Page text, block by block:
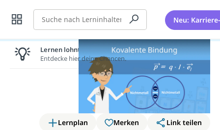
Suche Neu:
Lernplan Merken
Link teilen
Lernen lohnt sich!
Entdecke hier deine Chancen.